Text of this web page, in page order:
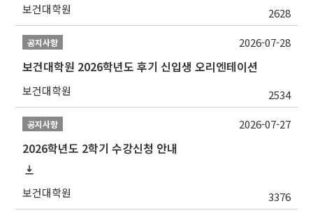
보건대학원 2628
공지사항
보건대학원 2026학년도 후기 신입생 오리엔테이션
보건대학원 2534
2026-07-28
공지사항
2026학년도 2학기 수강신청 안내
보건대학원 3376
2026-07-27